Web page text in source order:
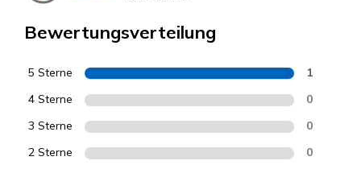
Bewertungsverteilung
5 Sterne 1
4 Sterne 0
3 Sterne 0
2 Sterne 0